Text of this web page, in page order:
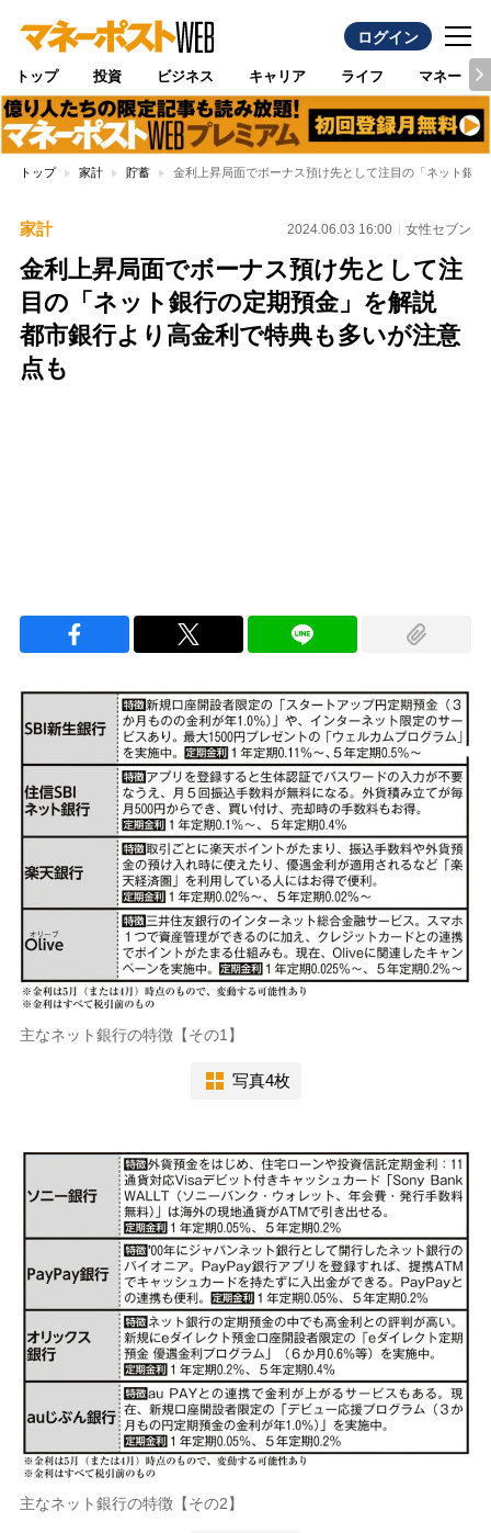
ログイン
トップ 投資 ビジネス キャリア ライフ マネー
トップ 家計 貯蓄 金利上昇局面でボーナス預け先として注目の「ネット銀
家計 2024.06.03 16:00 女性セブン
金利上昇局面でボーナス預け先として注
目の「ネット銀行の定期預金」を解説
都市銀行より高金利で特典も多いが注意
点も
主なネット銀行の特徴【その1】
写真4枚
主なネット銀行の特徴【その2】